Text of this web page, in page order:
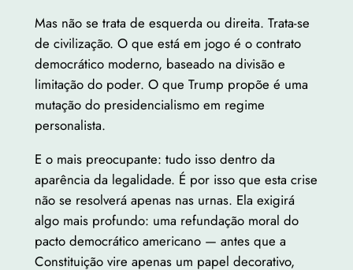
Mas não se trata de esquerda ou direita. Trata-se
de civilização. O que está em jogo é o contrato
democrático moderno, baseado na divisão e
limitação do poder. O que Trump propõe é uma
mutação do presidencialismo em regime
personalista.
E o mais preocupante: tudo isso dentro da
aparência da legalidade. É por isso que esta crise
não se resolverá apenas nas urnas. Ela exigirá
algo mais profundo: uma refundação moral do
pacto democrático americano — antes que a
Constituição vire apenas um papel decorativo,